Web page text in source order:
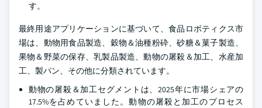
す。
最終用途アプリケーションに基づいて、食品ロボティクス市
場は、動物用食品製造、穀物＆油種粉砕、砂糖＆菓子製造、
果物＆野菜の保存、乳製品製造、動物の屠殺＆加工、水産加
工、製パン、その他に分類されています。
動物の屠殺＆加工セグメントは、2025年に市場シェアの
17.5%を占めていました。動物の屠殺と加工のプロセス